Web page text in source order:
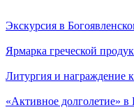
Экскурсия в
Ярмарка греческой
Литургия и награждение
«Активное долголетие»